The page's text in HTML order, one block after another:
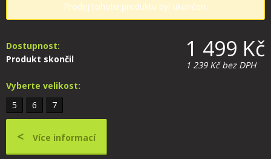
Dostupnost:
Produkt skončil
Vyberte velikost:
5
6 7
1 499 Kč
1 239 Kčbez DPH
Prodej tohoto produktu byl ukončen.
Více informací